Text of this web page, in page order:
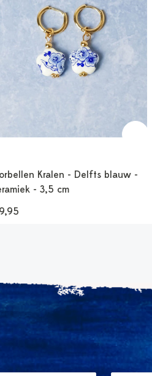
Kralen - Delfts blauw -
- 3,5 cm